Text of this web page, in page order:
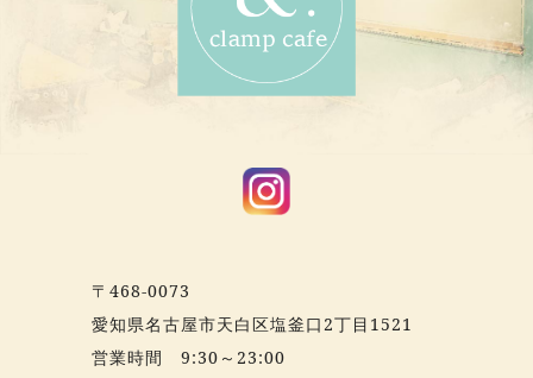
〒468-0073
愛知県名古屋市天白区塩釜口2丁目1521
営業時間 9:30～23:00